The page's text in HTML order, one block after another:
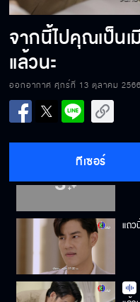
จากนี้ไปคุณเป็น
แล้วนะ
ออกอากาศ ศุกร์ที่ 13 ตุลาคม 2566
ทีเซอร์
จูบ
แถว